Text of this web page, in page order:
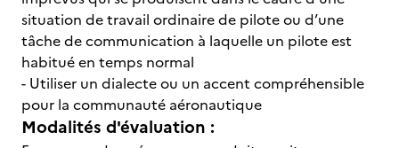
situation de travail ordinaire de pilote ou d’une
tâche de communication à laquelle un pilote est
habitué en temps normal
- Utiliser un dialecte ou un accent compréhensible
pour la communauté aéronautique
Modalités d'évaluation :